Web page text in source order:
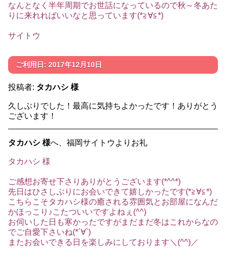
なんとなく半年周期でお世話になっているので秋～冬あた
りに来れればいいなと思っています(*≧∀≦*)
サイトウ
ご利用日: 2017年12月10日
投稿者: タカハシ 様
久しぶりでした！最高に気持ちよかったです！ありがとう
ございます！
タカハシ 様へ、福岡サイトウよりお礼
タカハシ 様
ご感想お寄せ下さりありがとうございます(*^^*)
先日はひさしぶりにお会いできて嬉しかったです(*≧∀≦*)
こちらこそタカハシ様の癒される雰囲気とお部屋になんだ
かほっこり♪こたついいですよねぇ(^^)
お伺いした日も寒かったですがまだまだ冬はこれからなの
でご自愛下さいね(*´∀`)
またお会いできる日を楽しみにしております＼(^^)／